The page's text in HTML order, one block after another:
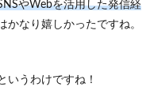
やWebを活用した発信経
かなり嬉しかったですね。
いうわけですね！